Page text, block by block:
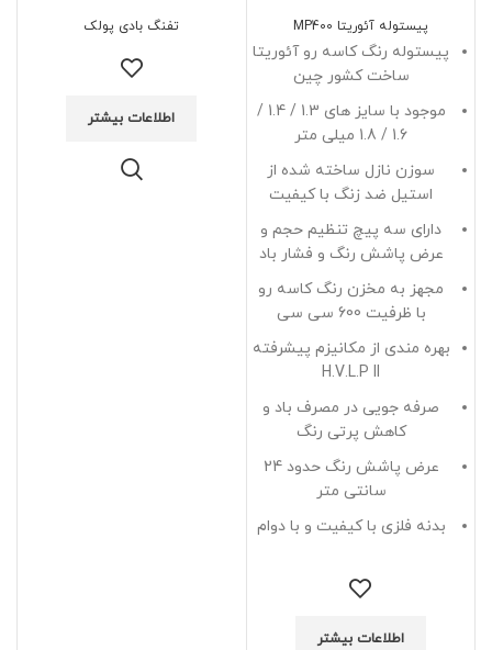
پیستوله آئوریتا MP400
پیستوله رنگ کاسه رو آئوریتا
ساخت کشور چین
موجود با سایز های 1.3 / 1.4 /
1.6 / 1.8 میلی متر
سوزن نازل ساخته شده از
استیل ضد زنگ با کیفیت
دارای سه پیچ تنظیم حجم و
عرض پاشش رنگ و فشار باد
مجهز به مخزن رنگ کاسه رو
با ظرفیت 600 سی سی
بهره مندی از مکانیزم پیشرفته
H.V.L.P II
صرفه جویی در مصرف باد و
کاهش پرتی رنگ
عرض پاشش رنگ حدود 24
سانتی متر
بدنه فلزی با کیفیت و با دوام
اطلاعات بیشتر
تفنگ بادی پولک
اطلاعات بیشتر